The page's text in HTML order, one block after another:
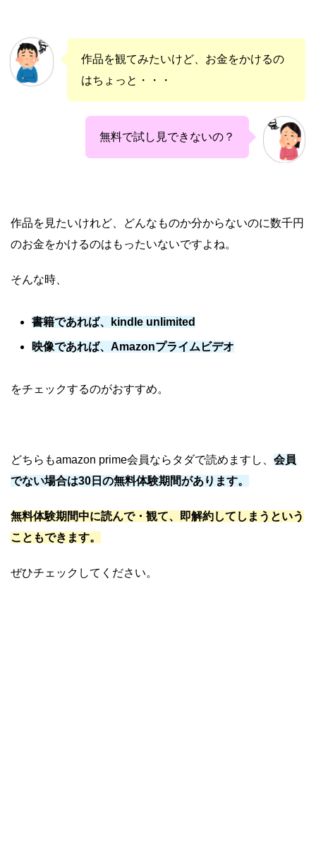
作品を観てみたいけど、お金をかけるの
はちょっと・・・
無料で試し見できないの？
作品を見たいけれど、どんなものか分からないのに数千円
のお金をかけるのはもったいないですよね。
そんな時、
書籍であれば、kindle unlimited
映像であれば、Amazonプライムビデオ
をチェックするのがおすすめ。
どちらもamazon prime会員ならタダで読めますし、 会員
でない場合は30日の無料体験期間があります。
無料体験期間中に読んで・観て、即解約してしまうという
こともできます。
ぜひチェックしてください。